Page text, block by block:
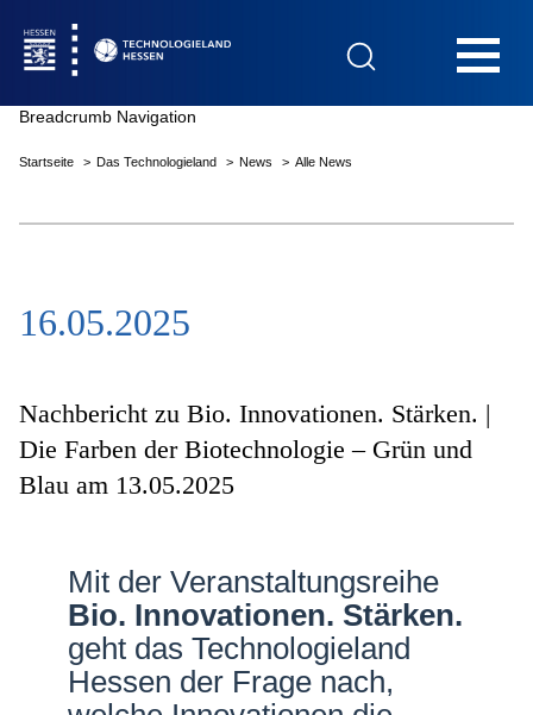
Das Technologieland
Innovationsfelder
Beratung & Förderung
Netzwerke
Breadcrumb Navigation
Startseite Das Technologieland News Alle News
16.05.2025
Nachbericht zu Bio. Innovationen. Stärken. |
Die Farben der Biotechnologie – Grün und
Blau am 13.05.2025
Mit der Veranstaltungsreihe
Bio. Innovationen. Stärken.
geht das Technologieland
Hessen der Frage nach,